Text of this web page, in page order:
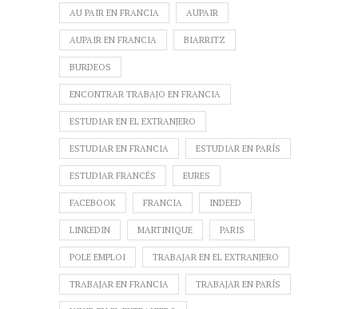
AU PAIR EN FRANCIA AUPAIR
AUPAIR EN FRANCIA BIARRITZ
BURDEOS
ENCONTRAR TRABAJO EN FRANCIA
ESTUDIAR EN EL EXTRANJERO
ESTUDIAR EN FRANCIA ESTUDIAR EN PARÍS
ESTUDIAR FRANCÉS EURES
FACEBOOK FRANCIA INDEED
LINKEDIN MARTINIQUE PARIS
POLE EMPLOI TRABAJAR EN EL EXTRANJERO
TRABAJAR EN FRANCIA TRABAJAR EN PARÍS